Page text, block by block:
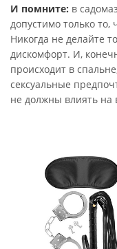
И помните: в
допустимо только
Никогда не делайте
дискомфорт. И,
происходит в
сексуальные
не должны влиять